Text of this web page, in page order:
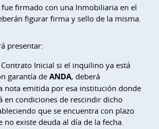
firmado con una Inmobiliaria en el
figurar firma y sello de la misma.
presentar:
Contrato Inicial si el inquilino ya está
garantía de ANDA, deberá
nota emitida por esa institución donde
en condiciones de rescindir dicho
que se encuentra con plazo
no existe deuda al día de la fecha.